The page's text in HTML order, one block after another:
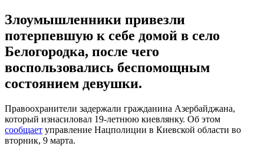
Злоумышленники привезли
потерпевшую к себе домой в село
Белогородка, после чего
воспользовались беспомощным
состоянием девушки.
Правоохранители задержали гражданина Азербайджана,
который изнасиловал 19-летнюю киевлянку. Об этом
сообщает управление Нацполиции в Киевской области во
вторник, 9 марта.